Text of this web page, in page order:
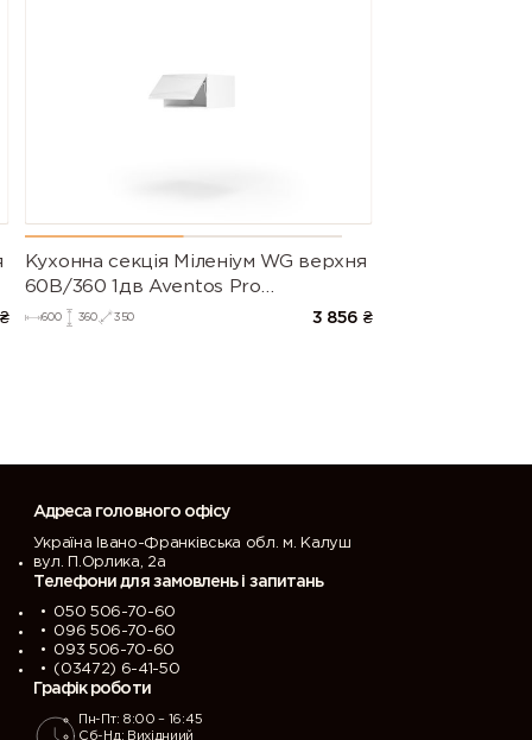
₴
Кухонна секція Міленіум WG верхня
60В/360 1дв Aventos Pro
Blum(Білий/Глянець Білий (Серія М))
600 360 350 3 856 ₴
Адреса головного офісу
Україна Івано-Франківська обл. м. Калуш
вул. П.Орлика, 2а
Телефони для замовлень і запитань
050 506-70-60
096 506-70-60
093 506-70-60
(03472) 6-41-50
Графік роботи
Пн-Пт: 8:00 – 16:45
Сб-Нд: Вихідниий